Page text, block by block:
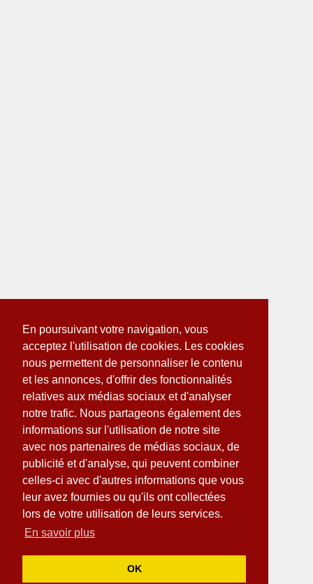
En poursuivant votre navigation, vous
acceptez l'utilisation de cookies. Les cookies
nous permettent de personnaliser le contenu
et les annonces, d'offrir des fonctionnalités
relatives aux médias sociaux et d'analyser
notre trafic. Nous partageons également des
informations sur l'utilisation de notre site
avec nos partenaires de médias sociaux, de
publicité et d'analyse, qui peuvent combiner
celles-ci avec d'autres informations que vous
leur avez fournies ou qu'ils ont collectées
lors de votre utilisation de leurs services.
En savoir plus
OK